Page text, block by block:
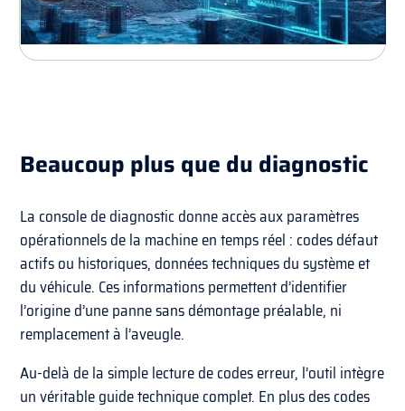
Beaucoup plus que du diagnostic
La console de diagnostic donne accès aux paramètres
opérationnels de la machine en temps réel : codes défaut
actifs ou historiques, données techniques du système et
du véhicule. Ces informations permettent d’identifier
l’origine d’une panne sans démontage préalable, ni
remplacement à l’aveugle.
Au-delà de la simple lecture de codes erreur, l’outil intègre
un véritable guide technique complet. En plus des codes